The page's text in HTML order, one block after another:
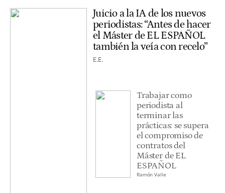
Juicio a la IA de los nuevos
periodistas: “Antes de hacer
el Máster de EL ESPAÑOL
también la veía con recelo”
E.E.
Trabajar como
periodista al
terminar las
prácticas: se supera
el compromiso de
contratos del
Máster de EL
ESPAÑOL
Ramón Valle